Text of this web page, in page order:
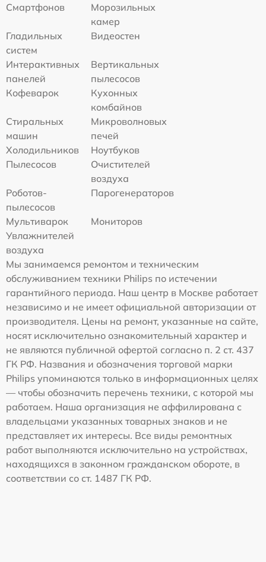
Смартфонов
Морозильных
камер
Гладильных
систем
Видеостен
Интерактивных
панелей
Вертикальных
пылесосов
Кофеварок
Кухонных
комбайнов
Стиральных
машин
Микроволновых
печей
Холодильников
Ноутбуков
Пылесосов
Очистителей
воздуха
Роботов-
пылесосов
Парогенераторов
Мультиварок
Мониторов
Увлажнителей
воздуха
Мы занимаемся ремонтом и техническим
обслуживанием техники Philips по истечении
гарантийного периода. Наш центр в Москве работает
независимо и не имеет официальной авторизации от
производителя. Цены на ремонт, указанные на сайте,
носят исключительно ознакомительный характер и
не являются публичной офертой согласно п. 2 ст. 437
ГК РФ. Названия и обозначения торговой марки
Philips упоминаются только в информационных целях
— чтобы обозначить перечень техники, с которой мы
работаем. Наша организация не аффилирована с
владельцами указанных товарных знаков и не
представляет их интересы. Все виды ремонтных
работ выполняются исключительно на устройствах,
находящихся в законном гражданском обороте, в
соответствии со ст. 1487 ГК РФ.